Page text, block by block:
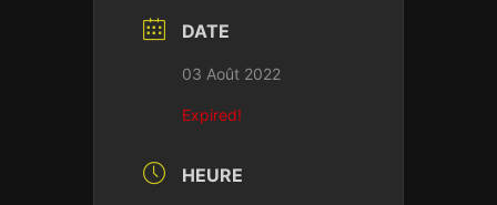
DATE
03 Août 2022
Expired!
HEURE